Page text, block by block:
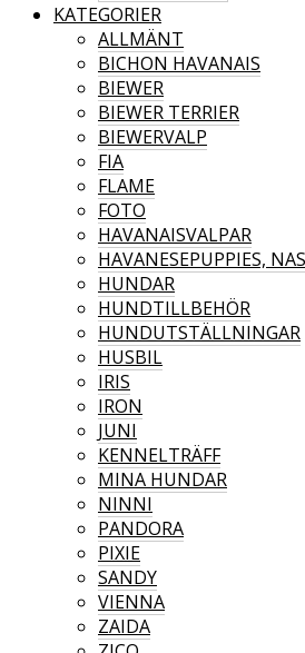
KATEGORIER
ALLMÄNT
BICHON HAVANAIS
BIEWER
BIEWER TERRIER
BIEWERVALP
FIA
FLAME
FOTO
HAVANAISVALPAR
HAVANESEPUPPIES,
HUNDAR
HUNDTILLBEHÖR
HUNDUTSTÄLLNINGAR
HUSBIL
IRIS
IRON
JUNI
KENNELTRÄFF
MINA HUNDAR
NINNI
PANDORA
PIXIE
SANDY
VIENNA
ZAIDA